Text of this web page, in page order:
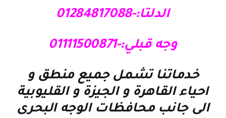
الدلتا:-01284817088
وجه قبلي:-01111500871
خدماتنا تشمل جميع منطق و
احياء القاهرة و الجيزة و القليوبية
الى جانب محافظات الوجه البحرى